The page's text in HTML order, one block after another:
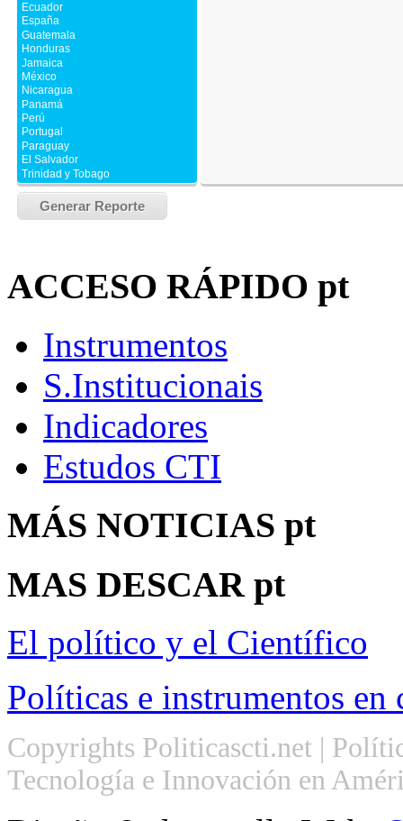
ACCESO RÁPIDO pt
Instrumentos
S.Institucionais
Indicadores
Estudos CTI
MÁS NOTICIAS pt
MAS DESCAR pt
El político y el Científico
Políticas e instrumentos
Copyrights Politicascti.net |
Tecnología e Innovación en